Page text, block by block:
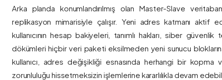
Arka planda konumlandırılmış olan Master-Slave
replikasyon mimarisiyle çalışır. Yeni adres katmanı aktif
kullanıcının hesap bakiyeleri, tanımlı hakları, siber
dökümleri hiçbir veri paketi eksilmeden yeni sunucu
kullanıcı, adres değişikliği esnasında herhangi bir
zorunluluğu hissetmeksizin işlemlerine kararlılıkla devam